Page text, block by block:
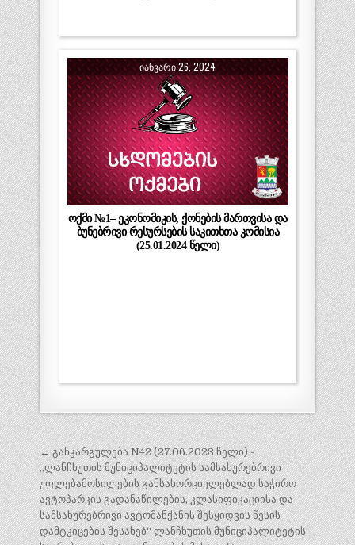
ᲘᲐᲜᲕᲐᲠᲘ 26, 2024
ოქმი №1– ეკონომიკის, ქონების მართვისა და
ბუნებრივი რესურსების საკითხთა კომისია
(25.01.2024 წელი)
პ
ო
ს
ტ
← განკარგულება N42 (27.06.2023 წელი) -
„ლანჩხუთის მუნიციპალიტეტის სამსახურებრივი
უფლებამოსილების განსახორციელებლად საჭირო
ავტოპარკის გადანაწილების, კლასიფიკაციისა და
სამსახურებრივი ავტომანქანის შესყიდვის წესის
დამტკიცების შესახებ“ ლანჩხუთის მუნიციპალიტეტის